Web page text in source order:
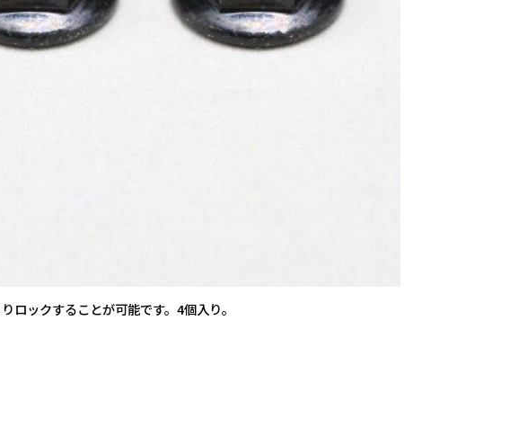
ックすることが可能です。4個入り。